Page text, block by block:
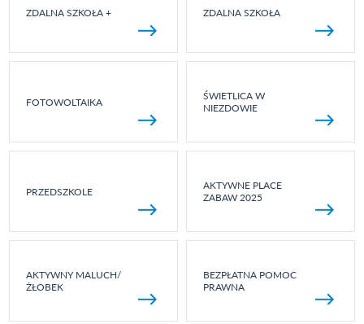
ZDALNA SZKOŁA + ZDALNA SZKOŁA
FOTOWOLTAIKA
ŚWIETLICA W
NIEZDOWIE
PRZEDSZKOLE
AKTYWNE PLACE
ZABAW 2025
AKTYWNY MALUCH/
ŻŁOBEK
BEZPŁATNA POMOC
PRAWNA